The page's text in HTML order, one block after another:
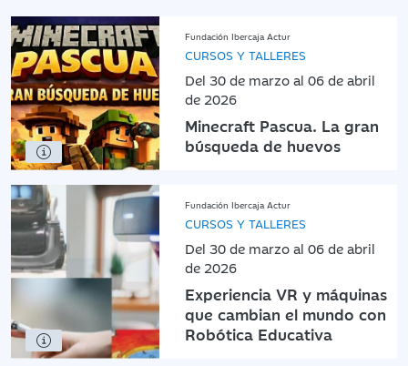
Fundación Ibercaja Actur
CURSOS Y TALLERES
Del 30 de marzo al 06 de abril
de 2026
Minecraft Pascua. La gran
búsqueda de huevos
Fundación Ibercaja Actur
CURSOS Y TALLERES
Del 30 de marzo al 06 de abril
de 2026
Experiencia VR y máquinas
que cambian el mundo con
Robótica Educativa